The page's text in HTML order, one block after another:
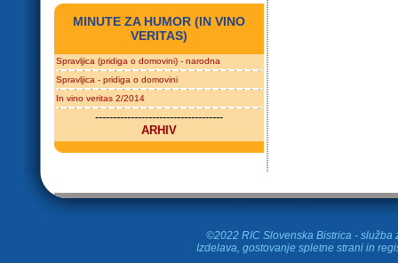
MINUTE ZA HUMOR (IN VINO
VERITAS)
Spravljica (pridiga o domovini) - narodna
Spravljica - pridiga o domovini
In vino veritas 2/2014
------------------------------------
ARHIV
©2022 RIC Slovenska Bistrica - služba
Izdelava, gostovanje spletne strani in